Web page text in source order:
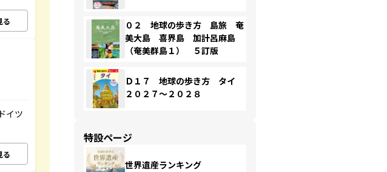
る
イツ
る
０２ 地球の歩き方 島旅 奄
美大島 喜界島 加計呂麻島
（奄美群島１） ５訂版
Ｄ１７ 地球の歩き方 タイ
２０２７～２０２８
特設ページ
世界遺産ランキング